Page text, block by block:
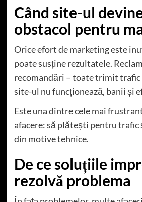
Când site-ul
obstacol pentru
Orice efort de marketing este
poate susține rezultatele.
recomandări – toate trimit trafic
site-ul nu funcționează, banii și
Este una dintre cele mai
afacere: să plătești pentru trafic
din motive tehnice.
De ce soluțiile
rezolvă problema